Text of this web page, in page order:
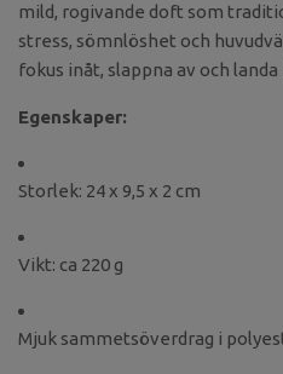
mild, rogivande doft som
stress, sömnlöshet och
fokus inåt, slappna av och landa
Egenskaper:
Storlek: 24 x 9,5 x 2 cm
Vikt: ca 220 g
Mjuk sammetsöverdrag i